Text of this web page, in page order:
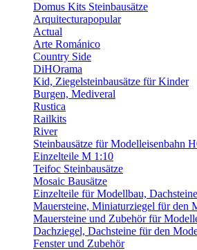
Domus Kits Steinbausätze
Arquitecturapopular
Actual
Arte Románico
Country Side
DiHOrama
Kid, Ziegelsteinbausätze für Kinder
Burgen, Mediveral
Rustica
Railkits
River
Steinbausätze für Modelleisenbahn
Einzelteile M 1:10
Teifoc Steinbausätze
Mosaic Bausätze
Einzelteile für Modellbau,
Mauersteine, Miniaturziegel für den
Mauersteine und Zubehör für
Dachziegel, Dachsteine für den
Fenster und Zubehör